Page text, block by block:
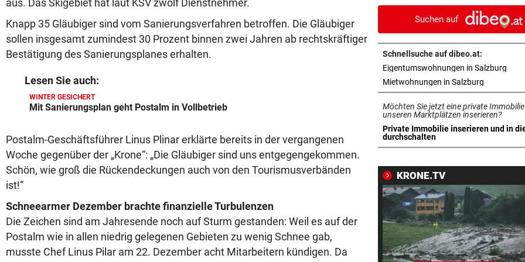
aus. Das Skigebiet hat laut KSV zwölf Dienstnehmer.
Knapp 35 Gläubiger sind vom Sanierungsverfahren betroffen. Die Gläubiger
sollen insgesamt zumindest 30 Prozent binnen zwei Jahren ab rechtskräftiger
Bestätigung des Sanierungsplanes erhalten.
Lesen Sie auch:
WINTER GESICHERT
Mit Sanierungsplan geht Postalm in Vollbetrieb
Postalm-Geschäftsführer Linus Plinar erklärte bereits in der vergangenen
Woche gegenüber der „Krone“: „Die Gläubiger sind uns entgegengekommen.
Schön, wie groß die Rückendeckungen auch von den Tourismusverbänden
ist!“
Schneearmer Dezember brachte finanzielle Turbulenzen
Die Zeichen sind am Jahresende noch auf Sturm gestanden: Weil es auf der
Postalm wie in allen niedrig gelegenen Gebieten zu wenig Schnee gab,
musste Chef Linus Pilar am 22. Dezember acht Mitarbeitern kündigen. Da
Bahn frei
UNWETTER-SCHÄDEN vor
Muren in Gastein: „Mit
Auge davongekommen“
SALZBURGER LIGA
Ausschluss kostete Puch den
im Start-Hit
REGIONALLIGA NORD
von uns“
LIEFERING VERLIERT vor 18
Enttäuschende Zweitliga-
Rückkehr nach Grödig
SCHWER VERLETZT vor
Suchen auf
Schnellsuche auf dibeo.at:
Eigentumswohnungen in Salzburg
Mietwohnungen in Salzburg
Möchten Sie jetzt eine private
unseren Marktplätzen inserieren?
Private Immobilie inserieren und in
durchschalten
in neuem Tab öffnen
KRONE.TV